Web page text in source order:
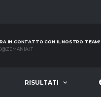
IN CONTATTO CON IL NOSTRO TEAM!
RISULTATI